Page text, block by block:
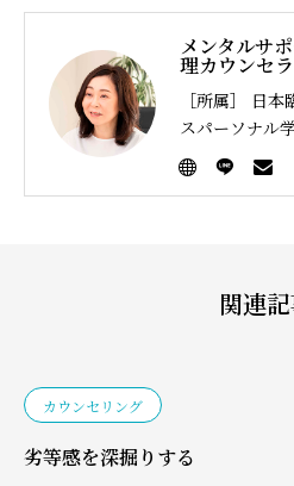
メンタルサ
理カウンセ
［所属］ 日
スパーソナル学会 ［資格・免許
資格キャリア
人産業カウン
関連
カウンセリング
劣等感を深掘りする